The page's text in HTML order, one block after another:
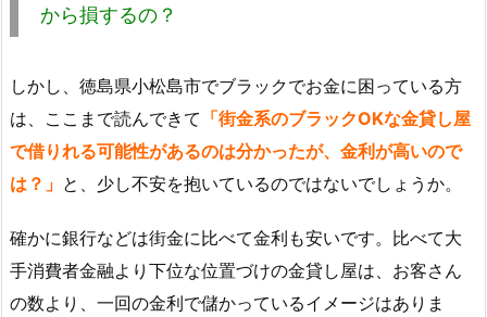
から損するの？
しかし、徳島県小松島市でブラックでお金に困っている方
は、ここまで読んできて 「街金系のブラックOKな金貸し屋
で借りれる可能性があるのは分かったが、金利が高いので
は？」 と、少し不安を抱いているのではないでしょうか。
確かに銀行などは街金に比べて金利も安いです。比べて大
手消費者金融より下位な位置づけの金貸し屋は、お客さん
の数より、一回の金利で儲かっているイメージはありま